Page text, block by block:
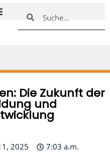
Die Zukunft der
und
2025 7:03 a.m.